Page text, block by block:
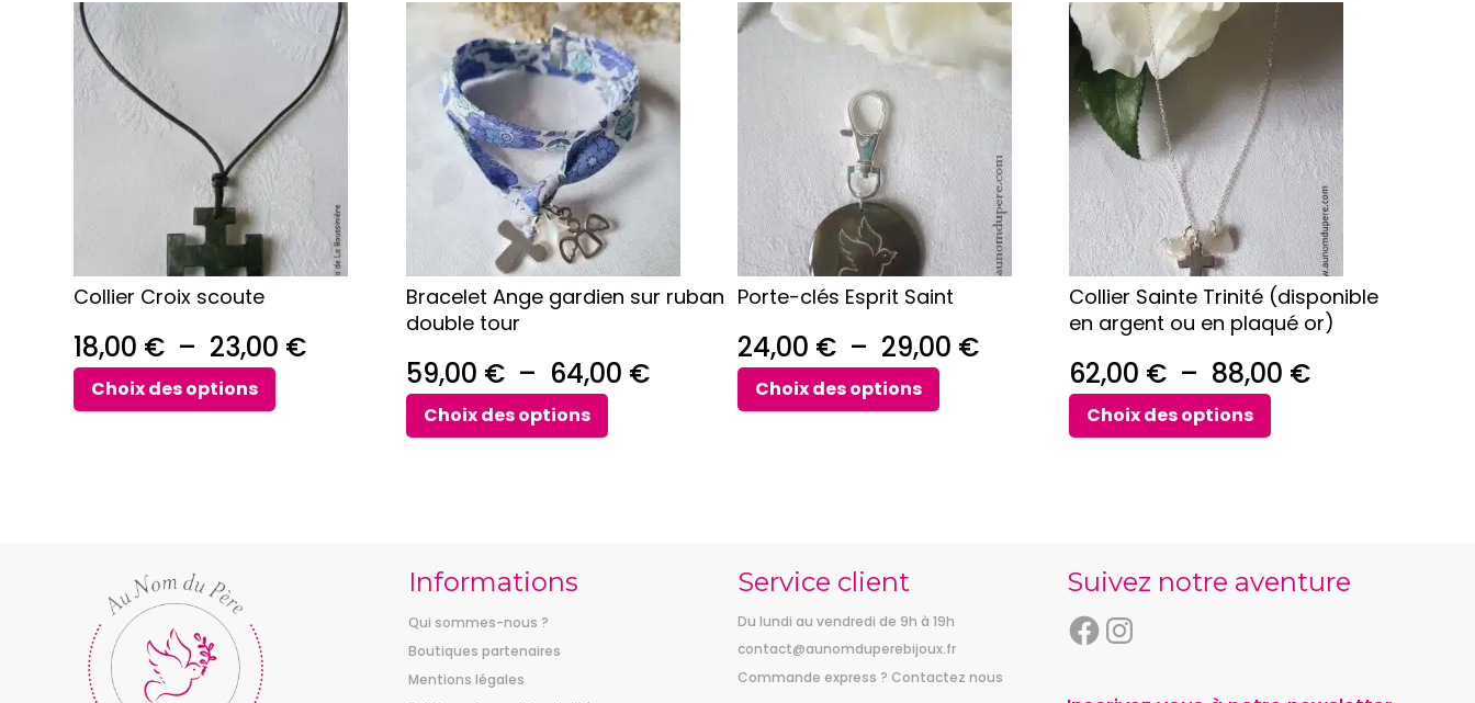
Collier Croix scoute
18,00 € – 23,00 €Plage
Choix des options
Ce
produit
a
plusieurs
variations.
choisies
sur
la
page
du
produit
Bracelet Ange gardien sur ruban
double tour
59,00 € – 64,00 €Plage
64,00 €
Choix des options
Ce
produit
plusieurs
variations.
choisies
sur
la
page
du
produit
Porte-clés Esprit Saint
24,00 € – 29,00 €Plage
Choix des options
Ce
produit
plusieurs
variations.
Les
options
peuvent
être
choisies
sur
la
page
du
produit
Collier Sainte Trinité (disponible
en argent ou en plaqué or)
62,00 € – 88,00 €Plage
88,00 €
Choix des options
Ce
produit
plusieurs
variations.
Les
options
peuvent
être
choisies
sur
la
page
du
produit
Informations
Qui sommes-nous ?
Boutiques partenaires
Mentions légales
Service client
Du lundi au vendredi de 9h à 19h
contact@aunomduperebijoux.fr
Commande express ? Contactez nous
Suivez notre aventure
F
e
t